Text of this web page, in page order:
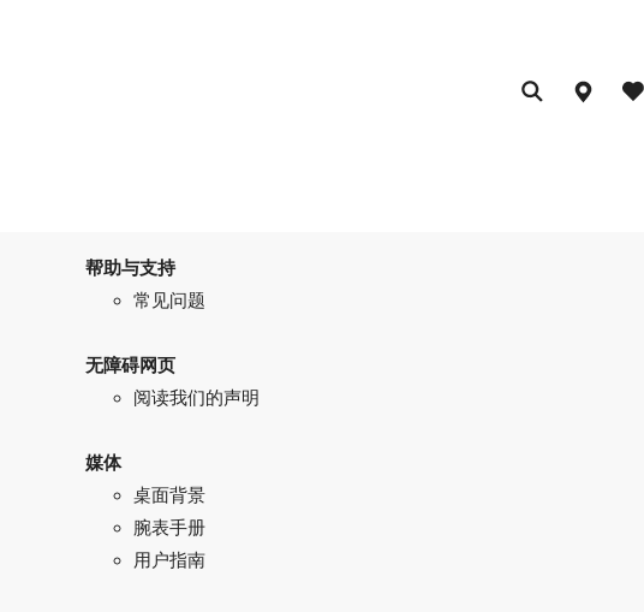
帮助与支持
常见问题
无障碍网页
阅读我们的声明
媒体
桌面背景
腕表手册
用户指南